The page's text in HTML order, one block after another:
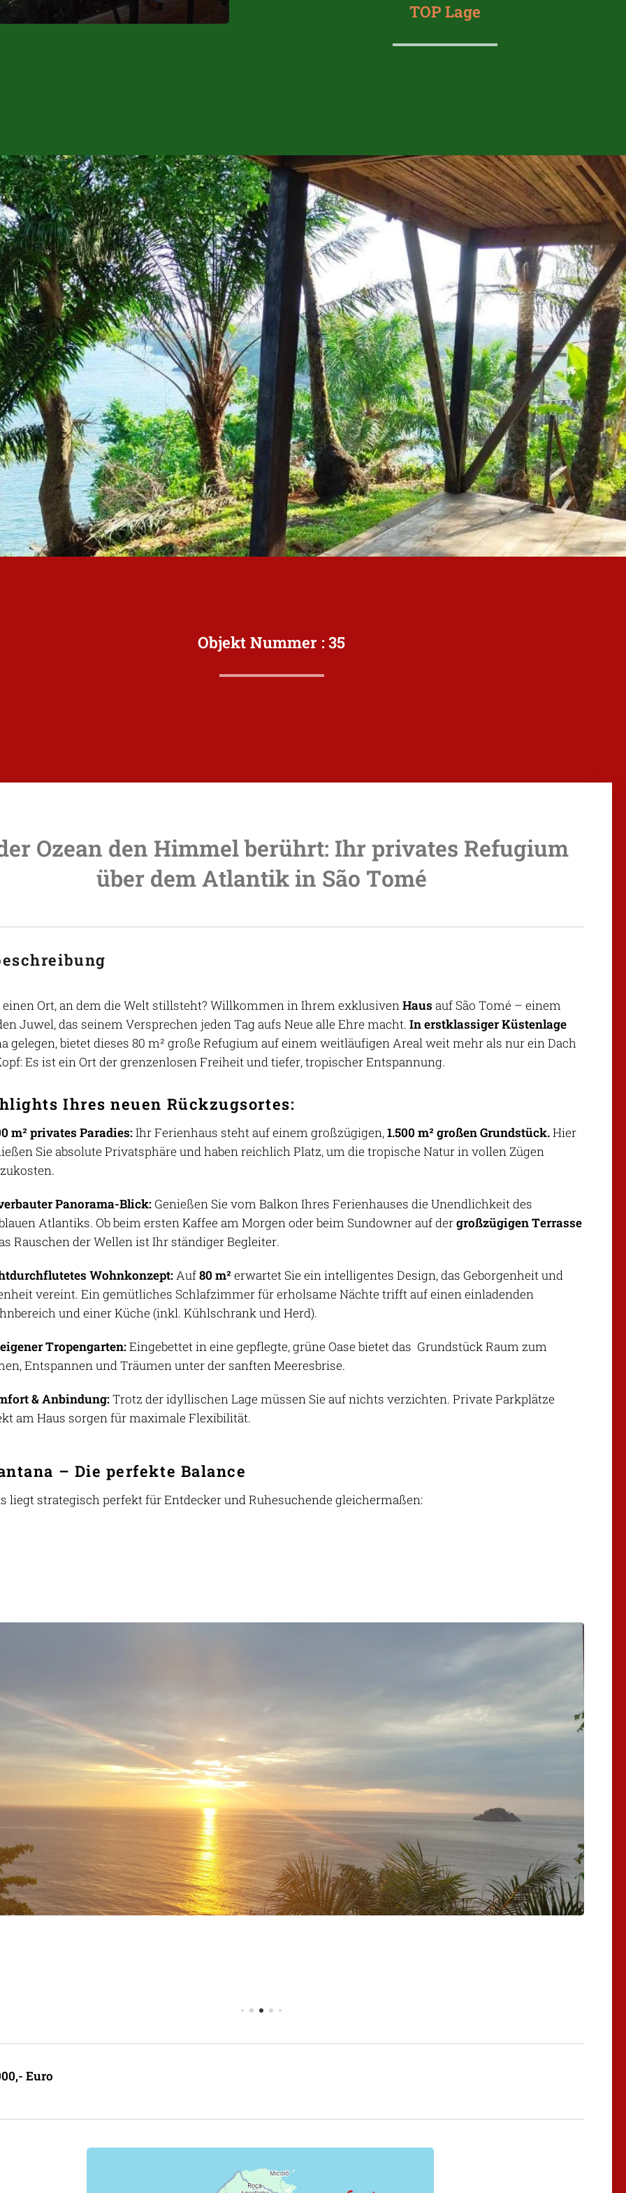
TOP Lage
Objekt Nummer : 35
Ozean den Himmel berührt: Ihr privates Refugium
über dem Atlantik in São Tomé
einen Ort, an dem die Welt stillsteht? Willkommen in Ihrem exklusivenHaus auf São Tomé – einem
Juwel, das seinem Versprechen jeden Tag aufs Neue alle Ehre macht. In erstklassiger Küstenlage
gelegen, bietet dieses 80 m² große Refugium auf einem weitläufigen Areal weit mehr als nur ein Dach
Es ist ein Ort der grenzenlosen Freiheit und tiefer, tropischer Entspannung.
Ihres neuen Rückzugsortes:
m² privates Paradies:Ihr Ferienhaus steht auf einem großzügigen,1.500 m² großen Grundstück.Hier
Sie absolute Privatsphäre und haben reichlich Platz, um die tropische Natur in vollen Zügen
Panorama-Blick: Genießen Sie vom Balkon Ihres Ferienhauses die Unendlichkeit des
Atlantiks. Ob beim ersten Kaffee am Morgen oder beim Sundowner auf dergroßzügigen Terrasse
Rauschen der Wellen ist Ihr ständiger Begleiter.
Wohnkonzept:Auf80 m² erwartet Sie ein intelligentes Design, das Geborgenheit und
vereint. Ein gemütliches Schlafzimmer für erholsame Nächte trifft auf einen einladenden
und einer Küche (inkl. Kühlschrank und Herd).
Tropengarten:Eingebettet in eine gepflegte, grüne Oase bietet das Grundstück Raum zum
Entspannen und Träumen unter der sanften Meeresbrise.
& Anbindung:Trotz der idyllischen Lage müssen Sie auf nichts verzichten. Private Parkplätze
am Haus sorgen für maximale Flexibilität.
– Die perfekte Balance
liegt strategisch perfekt für Entdecker und Ruhesuchende gleichermaßen:
Euro